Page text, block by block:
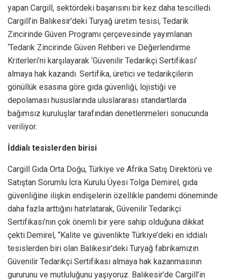
yapan Cargill, sektördeki başarısını bir kez daha tescilledi.
Cargill’in Balıkesir’deki Turyağ üretim tesisi, Tedarik
Zincirinde Güven Programı çerçevesinde yayımlanan
‘Tedarik Zincirinde Güven Rehberi ve Değerlendirme
Kriterleri’ni karşılayarak ‘Güvenilir Tedarikçi Sertifikası’
almaya hak kazandı. Sertifika, üretici ve tedarikçilerin
gönüllük esasına göre gıda güvenliği, lojistiği ve
depolaması hususlarında uluslararası standartlarda
bağımsız kuruluşlar tarafından denetlenmeleri sonucunda
veriliyor.
İddialı tesislerden birisi
Cargill Gıda Orta Doğu, Türkiye ve Afrika Satış Direktörü ve
Satıştan Sorumlu İcra Kurulu Üyesi Tolga Demirel, gıda
güvenliğine ilişkin endişelerin özellikle pandemi döneminde
daha fazla arttığını hatırlatarak, Güvenilir Tedarikçi
Sertifikası’nın çok önemli bir yere sahip olduğuna dikkat
çekti.Demirel, “Kalite ve güvenlikte Türkiye’deki en iddialı
tesislerden biri olan Balıkesir’deki Turyağ fabrikamızın
Güvenilir Tedarikçi Sertifikası almaya hak kazanmasının
gururunu ve mutluluğunu yaşıyoruz. Balıkesir’de Cargill’in